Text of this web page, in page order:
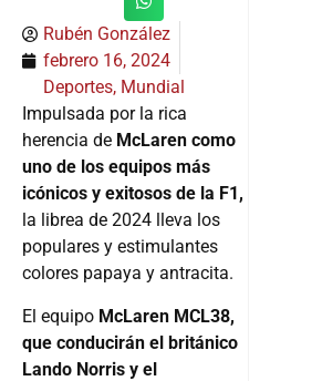
Rubén González
febrero 16, 2024
Deportes, Mundial
Impulsada por la rica
herencia de McLaren como
uno de los equipos más
icónicos y exitosos de la F1,
la librea de 2024 lleva los
populares y estimulantes
colores papaya y antracita.
El equipo McLaren MCL38,
que conducirán el británico
Lando Norris y el